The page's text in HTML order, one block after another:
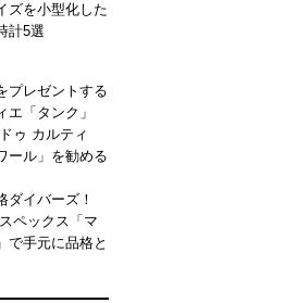
ズを小型化した
計5選
プレゼントする
エ「タンク」
ゥ カルティ
ール」を勧める
ダイバーズ！
ペックス「マ
で手元に品格と